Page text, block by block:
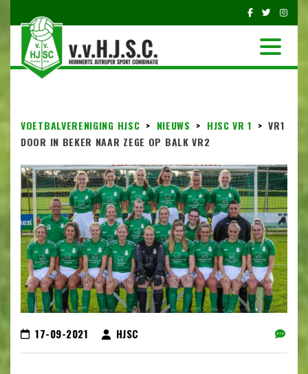
VOETBALVERENIGING HJSC > NIEUWS > HJSC VR 1 > VR1
DOOR IN BEKER NAAR ZEGE OP BALK VR2
17-09-2021 HJSC